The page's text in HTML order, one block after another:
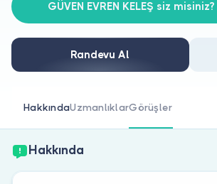
Doktorlar için
Doktor musunuz?
GÜVEN EVREN KELEŞ siz misiniz?
Randevu Al
HakkındaUzmanlıklarGörüşler
Hakkında